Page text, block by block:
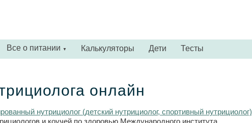
Все о питании ▼ Калькуляторы Дети Тесты
онлайн
нутрициолог (детский нутрициолог, спортивный нутрициолог)
и коучей по здоровью Международного института